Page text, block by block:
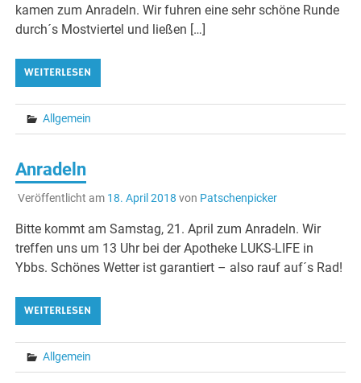
kamen zum Anradeln. Wir fuhren eine sehr schöne Runde
durch´s Mostviertel und ließen […]
WEITERLESEN
Allgemein
Anradeln
Veröffentlicht am 18. April 2018 von Patschenpicker
Bitte kommt am Samstag, 21. April zum Anradeln. Wir
treffen uns um 13 Uhr bei der Apotheke LUKS-LIFE in
Ybbs. Schönes Wetter ist garantiert – also rauf auf´s Rad!
WEITERLESEN
Allgemein